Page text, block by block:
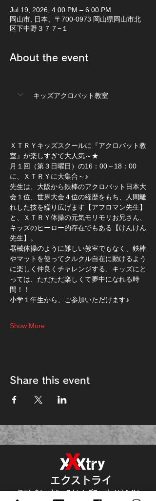
Jul 19, 2026, 4:00 PM – 6:00 PM
岡山市, 日本、〒700-0973 岡山県岡山市北
区下中野３７７−１
About the event
キッズアクロバット教室
ＸＴＲＹキッズスクールに『アクロバット教
室』が楽しすぎて大人気～★
月１回（第３日曜日）の16：00～18：00
に、ＸＴＲＹに大集合～♪
先生は、大阪から鉄棒のアクロバット日本大
会１位、世界大会４位の経歴をもち、人間離
れした技を繰り広げます【アフロマン先生】
と、ＸＴＲＹ体操の元気モリモリお兄さん、
キッズのヒーロー的存在でもある【けんけん
先生】。
器械体操のように難しい教室でもなく、鉄棒
やマットを使ってクルクル自在に動けるよう
に楽しく仲良くチャレンジする、キッズにと
っては、ただただ楽しくて夢中になれる時
間！！
小学１年生から、ご参加いただけます♪
Show More
Share this event
エクストライ
ファンクショナル・ストレングス・パーソナルジム